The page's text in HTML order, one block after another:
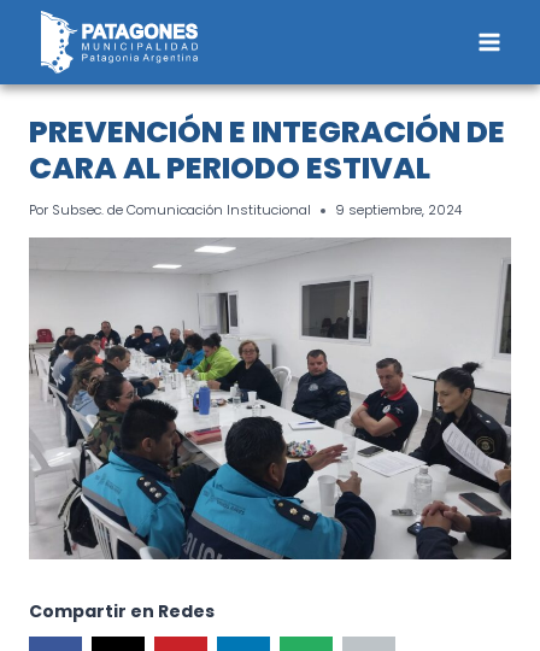
Saltar
contenido
PREVENCIÓN E INTEGRACIÓN DE
CARA AL PERIODO ESTIVAL
Por Subsec. de Comunicación Institucional 9 septiembre, 2024
Compartir en Redes